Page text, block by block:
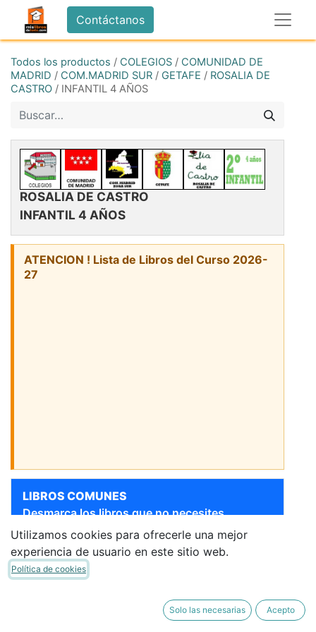
Contáctanos
Todos los productos / COLEGIOS / COMUNIDAD DE
MADRID / COM.MADRID SUR / GETAFE / ROSALIA DE
CASTRO / INFANTIL 4 AÑOS
ROSALIA DE CASTRO
INFANTIL 4 AÑOS
ATENCION ! Lista de Libros del Curso 2026-
27
LIBROS COMUNES
Desmarca los libros que no necesites.
[9788414067888] AUN
Actualizado libro por el colegio
Sigue bajando para ver más libros
Utilizamos cookies para ofrecerle una mejor
experiencia de usuario en este sitio web.
Política de cookies
Solo las necesarias Acepto